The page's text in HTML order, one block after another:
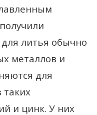
литья обычно
металлов и
для
таких
и цинк. У них